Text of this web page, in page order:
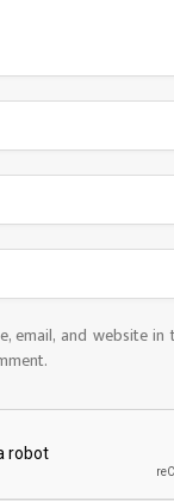
email, and website